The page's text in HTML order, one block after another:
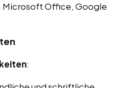
Microsoft Office, Google
: